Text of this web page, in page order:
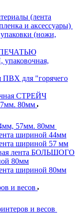
(лента
и аксессуары)
(ножи,
ПЕЧАТЬЮ
ПВХ для "горячего
СТРЕЙЧ
80мм
57мм. 80мм
шириной 44мм
шириной 57 мм
лента БОЛЬШОГО
80мм
шириной 80мм
и весов
и весов